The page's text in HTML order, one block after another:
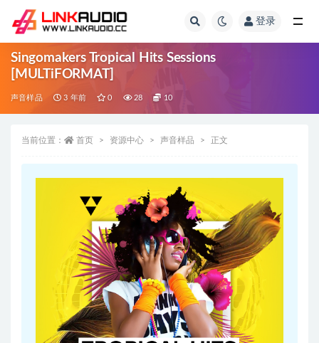
登录
Singomakers Tropical Hits Sessions
[MULTiFORMAT]
声音样品 3 年前 0 28 10
当前位置： 首页 资源中心 声音样品 正文